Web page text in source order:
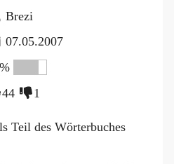
Brezi
07.05.2007
44 1
Teil des Wörterbuches